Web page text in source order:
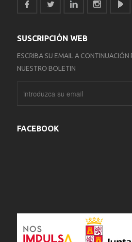
SUSCRIPCIÓN WEB
ESCRIBA SU EMAIL A CONTINUACIÓN
NUESTRO BOLETIN
FACEBOOK